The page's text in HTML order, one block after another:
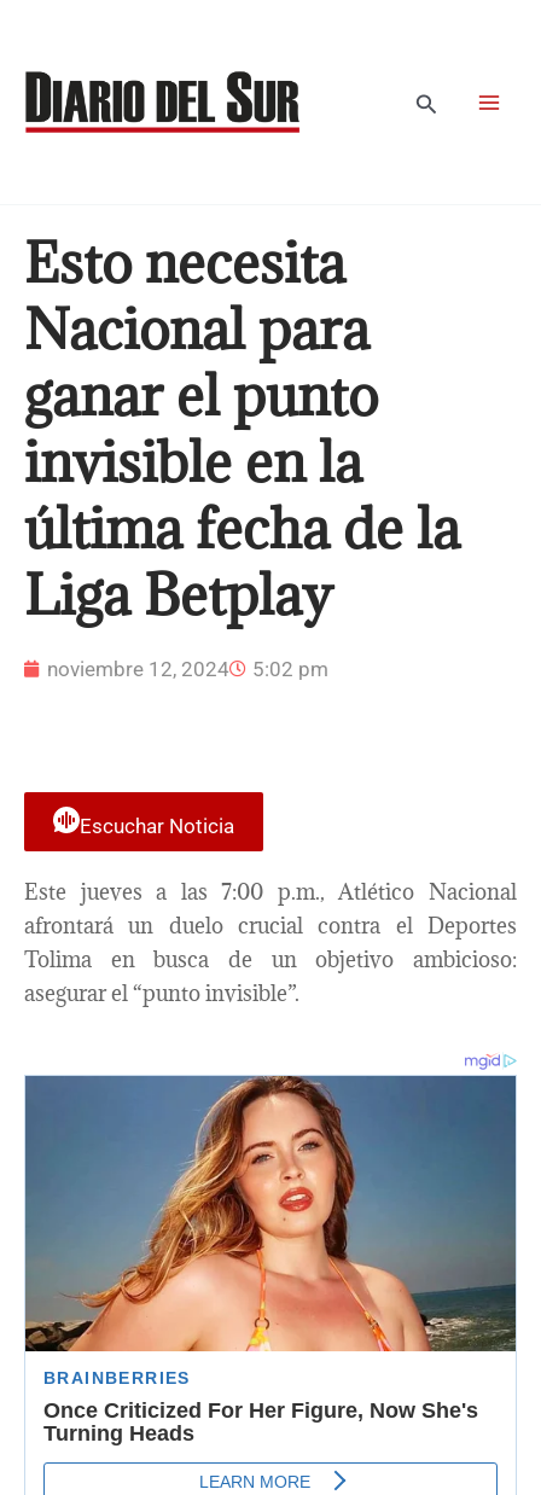
contenido
Buscar
Esto necesita
Nacional para
ganar el punto
invisible en la
última fecha de la
Liga Betplay
noviembre 12, 2024 5:02 pm
Escuchar Noticia
Este jueves a las 7:00 p.m., Atlético Nacional
afrontará un duelo crucial contra el Deportes
Tolima en busca de un objetivo ambicioso:
asegurar el “punto invisible”.